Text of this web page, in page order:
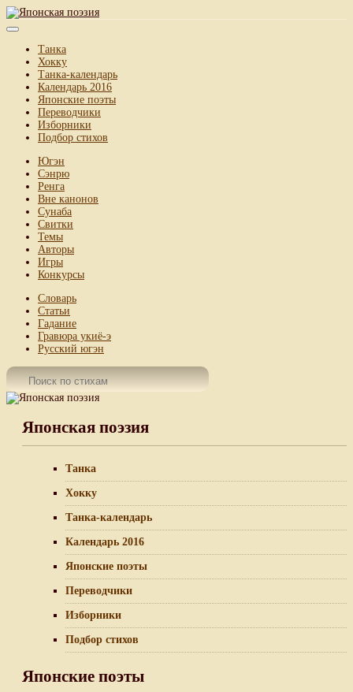
Танка
Хокку
Танка-календарь
Календарь 2016
Японские поэты
Переводчики
Изборники
Подбор стихов
Югэн
Сэнрю
Ренга
Вне канонов
Сунаба
Свитки
Темы
Авторы
Игры
Конкурсы
Словарь
Статьи
Гадание
Гравюра укиё-э
Русский югэн
Японская поэзия
Танка
Хокку
Танка-календарь
Календарь 2016
Японские поэты
Переводчики
Изборники
Подбор стихов
Японские поэты